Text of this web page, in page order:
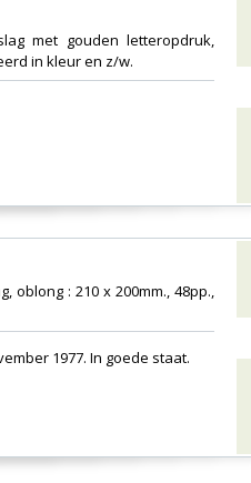
met gouden letteropdruk,
in kleur en z/w.‎
oblong : 210 x 200mm., 48pp.,
1977. In goede staat.‎